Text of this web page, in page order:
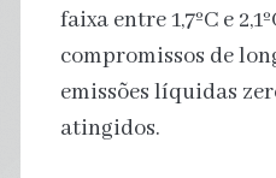
faixa entre 1,7ºC e
compromissos de
emissões líquidas
atingidos.